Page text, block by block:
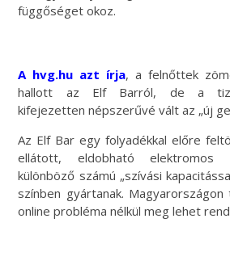
függőséget okoz.
A hvg.hu azt írja, a felnőttek
hallott az Elf Barról, de a
kifejezetten népszerűvé vált az „új
Az Elf Bar egy folyadékkal előre
ellátott, eldobható elektromos
különböző számú „szívási
színben gyártanak.
online probléma nélkül meg lehet